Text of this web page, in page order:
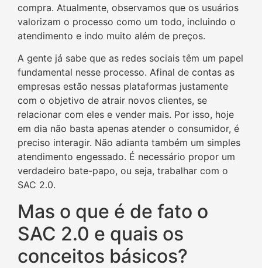
compra. Atualmente, observamos que os usuários
valorizam o processo como um todo, incluindo o
atendimento e indo muito além de preços.
A gente já sabe que as redes sociais têm um papel
fundamental nesse processo. Afinal de contas as
empresas estão nessas plataformas justamente
com o objetivo de atrair novos clientes, se
relacionar com eles e vender mais. Por isso, hoje
em dia não basta apenas atender o consumidor, é
preciso interagir. Não adianta também um simples
atendimento engessado. É necessário propor um
verdadeiro bate-papo, ou seja, trabalhar com o
SAC 2.0.
Mas o que é de fato o
SAC 2.0 e quais os
conceitos básicos?